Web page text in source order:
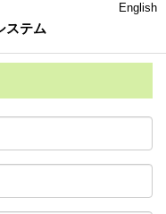
ステム
English